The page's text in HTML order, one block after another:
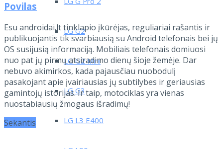
LG G2
LG G2 Mini
LG G3
LG L3 E400
Povilas
Esu androidai.lt tinklapio įkūrėjas, reguliariai rašantis ir
publikuojantis tik svarbiausią su Android telefonais bei jų
OS susijusią informaciją. Mobiliais telefonais domiuosi
nuo pat jų pirmų atsiradimo dienų šioje žemėje. Dar
nebuvo akimirkos, kada pajausčiau nuobodulį
pasakojant apie įvairiausias jų subtilybes ir geriausias
gamintojų istorijas. Ir taip, motociklas yra vienas
nuostabiausių žmogaus išradimų!
Sekantis